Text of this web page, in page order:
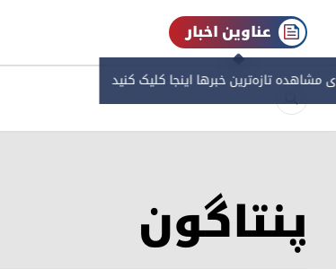
عناوین اخبار
مشاهده‌ تازه‌ترین خبرها اینجا کلیک کنید
پنتاگون